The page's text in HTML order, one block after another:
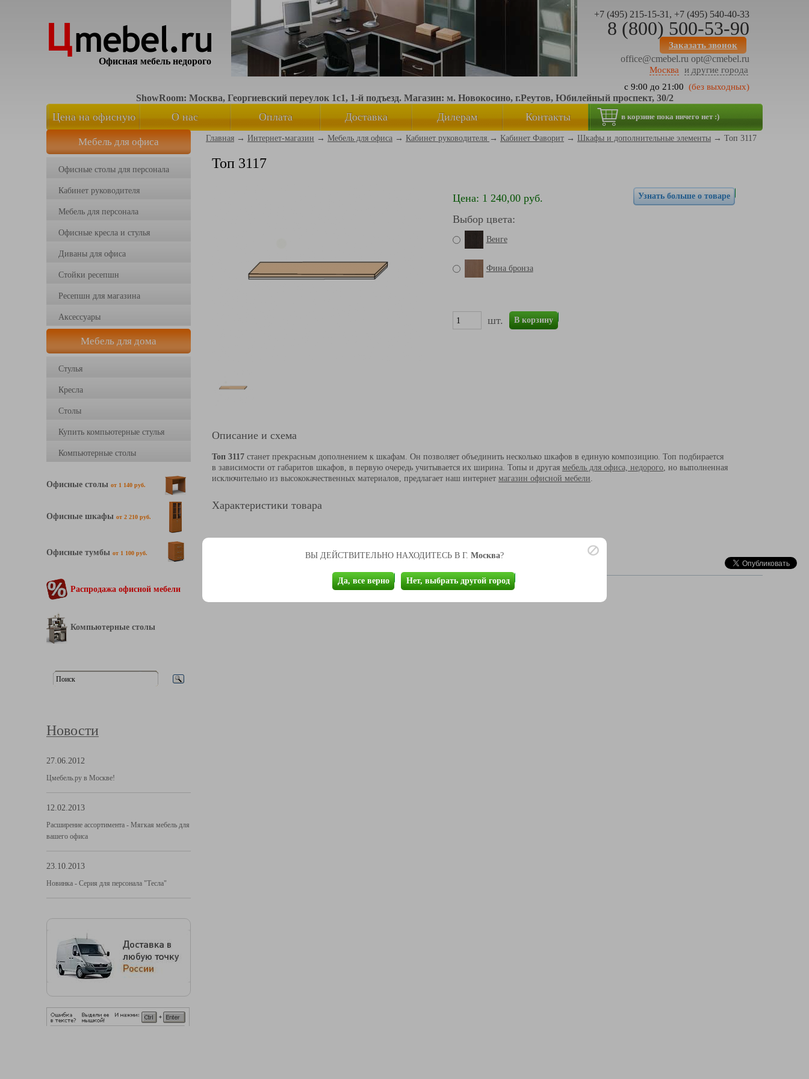
ВЫ ДЕЙСТВИТЕЛЬНО НАХОДИТЕСЬ В Г. Москва?
Да, все верно Нет, выбрать другой город
Офисная мебель недорого
+7 (495) 215-15-31, +7 (495) 540-40-33
8 (800) 500-53-90
Заказать звонок
office@cmebel.ru opt@cmebel.ru
Москва
и другие города
с 9:00 до 21:00 (без выходных)
ShowRoom: Москва, Георгиевский переулок 1с1, 1-й подъезд. Магазин: м. Новокосино, г.Реутов, Юбилейный проспект, 30/2
Цена на офисную
мебель
О нас Оплата Доставка Дилерам Контакты в корзине пока ничего нет :)
Мебель для офиса
Офисные столы для персонала
Кабинет руководителя
Мебель для персонала
Офисные кресла и стулья
Диваны для офиса
Стойки ресепшн
Ресепшн для магазина
Аксессуары
Мебель для дома
Стулья
Кресла
Столы
Купить компьютерные стулья
Компьютерные столы
Офисные столы от 1 140 руб.
Офисные шкафы от 2 210 руб.
Офисные тумбы от 1 100 руб.
Распродажа офисной мебели
Компьютерные столы
Новости
27.06.2012
Цмебель.ру в Москве!
12.02.2013
Расширение ассортимента - Мягкая мебель для
вашего офиса
23.10.2013
Новинка - Серия для персонала "Тесла"
Главная → Интернет-магазин → Мебель для офиса → Кабинет руководителя → Кабинет Фаворит → Шкафы и дополнительные элементы → Топ 3117
Топ 3117
Цена: 1 240,00 руб.
Выбор цвета:
Венге
Фина бронза
шт. В корзину
Узнать больше о товаре
Описание и схема
Топ 3117 станет прекрасным дополнением к шкафам. Он позволяет объединить несколько шкафов в единую композицию. Топ подбирается
в зависимости от габаритов шкафов, в первую очередь учитывается их ширина. Топы и другая мебель для офиса, недорого , но выполненная
исключительно из высококачественных материалов, предлагает наш интернет магазин офисной мебели
Характеристики товара